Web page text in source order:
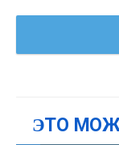
ЭТО